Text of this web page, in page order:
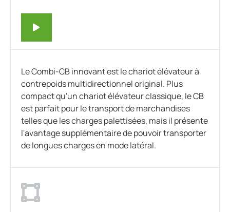
Le Combi-CB innovant est le chariot élévateur à
contrepoids multidirectionnel original. Plus
compact qu'un chariot élévateur classique, le CB
est parfait pour le transport de marchandises
telles que les charges palettisées, mais il présente
l'avantage supplémentaire de pouvoir transporter
de longues charges en mode latéral.